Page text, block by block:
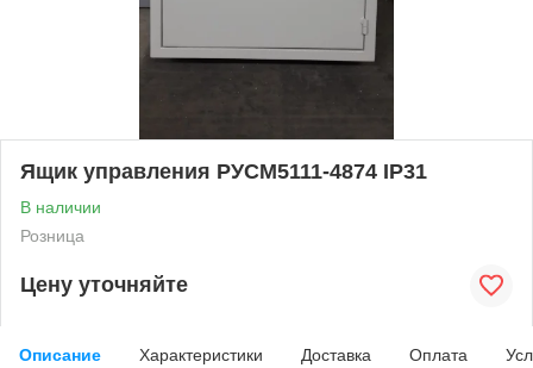
Ящик управления РУСМ5111-4874 IP31
В наличии
Розница
Цену уточняйте
Описание Характеристики Доставка Оплата